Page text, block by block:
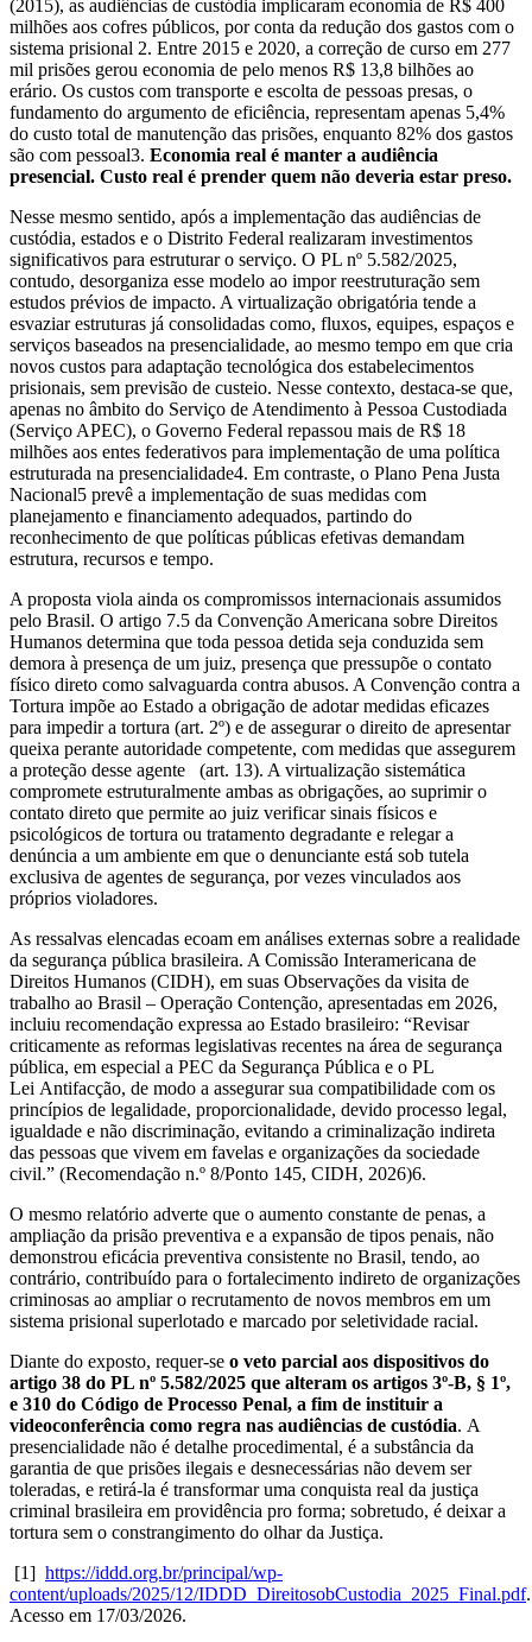
(2015), as audiências de custódia implicaram economia de R$ 400
milhões aos cofres públicos, por conta da redução dos gastos com o
sistema prisional 2. Entre 2015 e 2020, a correção de curso em 277
mil prisões gerou economia de pelo menos R$ 13,8 bilhões ao
erário. Os custos com transporte e escolta de pessoas presas, o
fundamento do argumento de eficiência, representam apenas 5,4%
do custo total de manutenção das prisões, enquanto 82% dos gastos
são com pessoal3. Economia real é manter a audiência
presencial. Custo real é prender quem não deveria estar preso.
Nesse mesmo sentido, após a implementação das audiências de
custódia, estados e o Distrito Federal realizaram investimentos
significativos para estruturar o serviço. O PL nº 5.582/2025,
contudo, desorganiza esse modelo ao impor reestruturação sem
estudos prévios de impacto. A virtualização obrigatória tende a
esvaziar estruturas já consolidadas como, fluxos, equipes, espaços e
serviços baseados na presencialidade, ao mesmo tempo em que cria
novos custos para adaptação tecnológica dos estabelecimentos
prisionais, sem previsão de custeio. Nesse contexto, destaca-se que,
apenas no âmbito do Serviço de Atendimento à Pessoa Custodiada
(Serviço APEC), o Governo Federal repassou mais de R$ 18
milhões aos entes federativos para implementação de uma política
estruturada na presencialidade4. Em contraste, o Plano Pena Justa
Nacional5 prevê a implementação de suas medidas com
planejamento e financiamento adequados, partindo do
reconhecimento de que políticas públicas efetivas demandam
estrutura, recursos e tempo.
A proposta viola ainda os compromissos internacionais assumidos
pelo Brasil. O artigo 7.5 da Convenção Americana sobre Direitos
Humanos determina que toda pessoa detida seja conduzida sem
demora à presença de um juiz, presença que pressupõe o contato
físico direto como salvaguarda contra abusos. A Convenção contra a
Tortura impõe ao Estado a obrigação de adotar medidas eficazes
para impedir a tortura (art. 2º) e de assegurar o direito de apresentar
queixa perante autoridade competente, com medidas que assegurem
a proteção desse agente (art. 13). A virtualização sistemática
compromete estruturalmente ambas as obrigações, ao suprimir o
contato direto que permite ao juiz verificar sinais físicos e
psicológicos de tortura ou tratamento degradante e relegar a
denúncia a um ambiente em que o denunciante está sob tutela
exclusiva de agentes de segurança, por vezes vinculados aos
próprios violadores.
As ressalvas elencadas ecoam em análises externas sobre a realidade
da segurança pública brasileira. A Comissão Interamericana de
Direitos Humanos (CIDH), em suas Observações da visita de
trabalho ao Brasil – Operação Contenção, apresentadas em 2026,
incluiu recomendação expressa ao Estado brasileiro: “Revisar
criticamente as reformas legislativas recentes na área de segurança
pública, em especial a PEC da Segurança Pública e o PL
Lei Antifacção, de modo a assegurar sua compatibilidade com os
princípios de legalidade, proporcionalidade, devido processo legal,
igualdade e não discriminação, evitando a criminalização indireta
das pessoas que vivem em favelas e organizações da sociedade
civil.” (Recomendação n.º 8/Ponto 145, CIDH, 2026)6.
O mesmo relatório adverte que o aumento constante de penas, a
ampliação da prisão preventiva e a expansão de tipos penais, não
demonstrou eficácia preventiva consistente no Brasil, tendo, ao
contrário, contribuído para o fortalecimento indireto de organizações
criminosas ao ampliar o recrutamento de novos membros em um
sistema prisional superlotado e marcado por seletividade racial.
Diante do exposto, requer-se o veto parcial aos dispositivos do
artigo 38 do PL nº 5.582/2025 que alteram os artigos 3º-B, § 1º,
e 310 do Código de Processo Penal, a fim de instituir a
videoconferência como regra nas audiências de custódia. A
presencialidade não é detalhe procedimental, é a substância da
garantia de que prisões ilegais e desnecessárias não devem ser
toleradas, e retirá-la é transformar uma conquista real da justiça
criminal brasileira em providência pro forma; sobretudo, é deixar a
tortura sem o constrangimento do olhar da Justiça.
[1] https://iddd.org.br/principal/wp-
content/uploads/2025/12/IDDD_DireitosobCustodia_2025_Final.pdf.
Acesso em 17/03/2026.